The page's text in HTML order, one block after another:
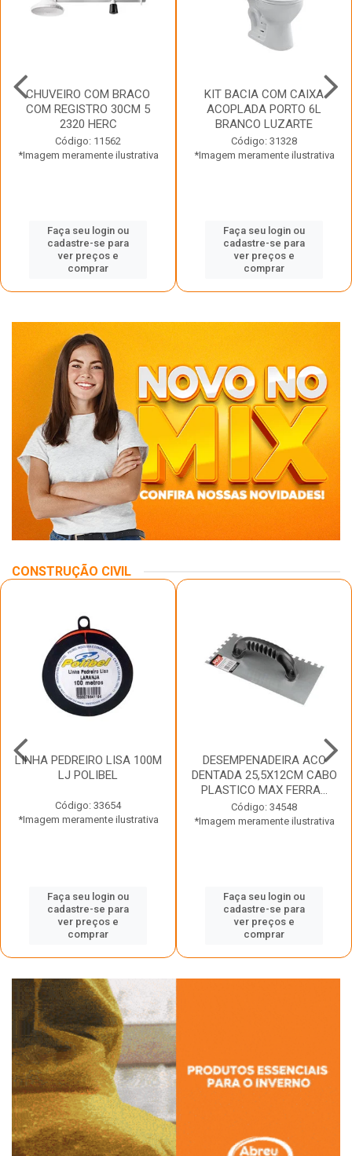
CHUVEIRO COM BRACO
COM REGISTRO 30CM 5
2320 HERC
Código: 11562
*Imagem meramente ilustrativa
Faça seu login ou
cadastre-se para
ver preços e
comprar
KIT BACIA COM CAIXA
ACOPLADA PORTO 6L
BRANCO LUZARTE
Código: 31328
*Imagem meramente ilustrativa
Faça seu login ou
cadastre-se para
ver preços e
comprar
CONSTRUÇÃO CIVIL
LINHA PEDREIRO LISA 100M
LJ POLIBEL
Código: 33654
*Imagem meramente ilustrativa
Faça seu login ou
cadastre-se para
ver preços e
comprar
DESEMPENADEIRA ACO
DENTADA 25,5X12CM CABO
PLASTICO MAX FERRA...
Código: 34548
*Imagem meramente ilustrativa
Faça seu login ou
cadastre-se para
ver preços e
comprar